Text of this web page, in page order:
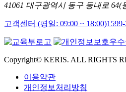
41061 대구광역시 동구 동내로 64(
고객센터 (평일: 09:00 ~ 18:00)
Copyright© KERIS. ALL RIGHTS
이용약관
개인정보처리방침